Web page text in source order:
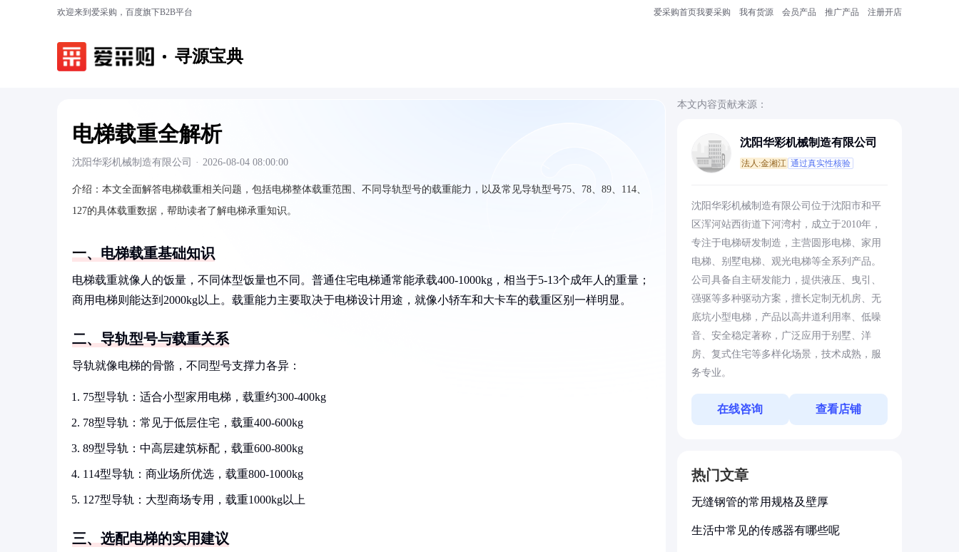
欢迎来到爱采购，百度旗下B2B平台 爱采购首页我要采购 我有货源 会员产品 推广产品 注册开店
寻源宝典
电梯载重全解析
沈阳华彩机械制造有限公司 · 2026-08-04 08:00:00
介绍： 本文全面解答电梯载重相关问题，包括电梯整体载重范围、不同导轨型号的载重能力，以及常见导轨型号75、78、89、114、
127的具体载重数据，帮助读者了解电梯承重知识。
一、电梯载重基础知识
电梯载重就像人的饭量，不同体型饭量也不同。普通住宅电梯通常能承载400-1000kg，相当于5-13个成年人的重量；
商用电梯则能达到2000kg以上。载重能力主要取决于电梯设计用途，就像小轿车和大卡车的载重区别一样明显。
二、导轨型号与载重关系
导轨就像电梯的骨骼，不同型号支撑力各异：
75型导轨：适合小型家用电梯，载重约300-400kg
78型导轨：常见于低层住宅，载重400-600kg
89型导轨：中高层建筑标配，载重600-800kg
114型导轨：商业场所优选，载重800-1000kg
127型导轨：大型商场专用，载重1000kg以上
三、选配电梯的实用建议
本文内容贡献来源：
沈阳华彩机械制造有限公司
法人:金湘江 通过真实性核验
沈阳华彩机械制造有限公司位于沈阳市和平
区浑河站西街道下河湾村，成立于2010年，
专注于电梯研发制造，主营圆形电梯、家用
电梯、别墅电梯、观光电梯等全系列产品。
公司具备自主研发能力，提供液压、曳引、
强驱等多种驱动方案，擅长定制无机房、无
底坑小型电梯，产品以高井道利用率、低噪
音、安全稳定著称，广泛应用于别墅、洋
房、复式住宅等多样化场景，技术成熟，服
务专业。
在线咨询 查看店铺
热门文章
无缝钢管的常用规格及壁厚
生活中常见的传感器有哪些呢